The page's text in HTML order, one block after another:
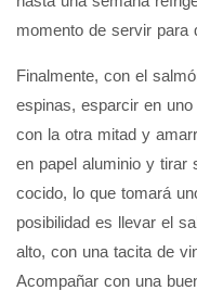
momento de servir para
Finalmente, con el
espinas, esparcir en
con la otra mitad y
en papel aluminio y tirar
cocido, lo que tomará
posibilidad es llevar el
alto, con una tacita de
Acompañar con una